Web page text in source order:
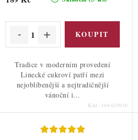
Tradice v moderním provedení
Linecké cukroví patří mezi
nejoblíbenější a nejtradičnější
vánoční i...
Kód: 140-630910